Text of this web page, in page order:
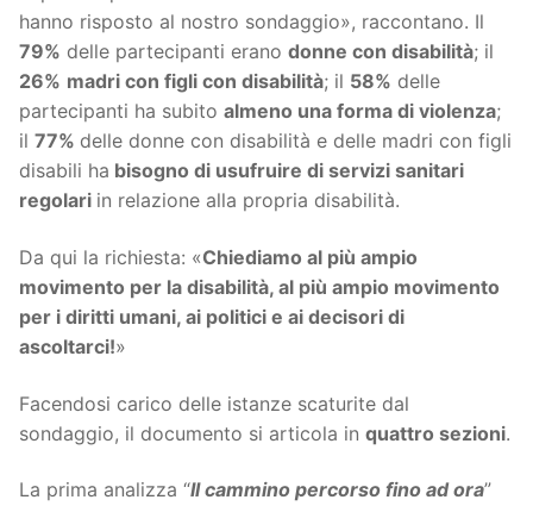
hanno risposto al nostro sondaggio», raccontano. Il
79% delle partecipanti erano donne con disabilità; il
26% madri con figli con disabilità; il 58% delle
partecipanti ha subito almeno una forma di violenza;
il 77% delle donne con disabilità e delle madri con figli
disabili ha bisogno di usufruire di servizi sanitari
regolari in relazione alla propria disabilità.
Da qui la richiesta: «Chiediamo al più ampio
movimento per la disabilità, al più ampio movimento
per i diritti umani, ai politici e ai decisori di
ascoltarci!»
Facendosi carico delle istanze scaturite dal
sondaggio, il documento si articola in quattro sezioni.
La prima analizza “Il cammino percorso fino ad ora”